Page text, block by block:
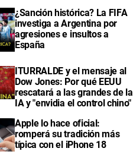
¿Sanción histórica? La FIFA
investiga a Argentina por
agresiones e insultos a
España
ITURRALDE y el mensaje al
Dow Jones: Por qué EEUU
rescatará a las grandes de la
IA y "envidia el control chino"
Apple lo hace oficial:
romperá su tradición más
típica con el iPhone 18